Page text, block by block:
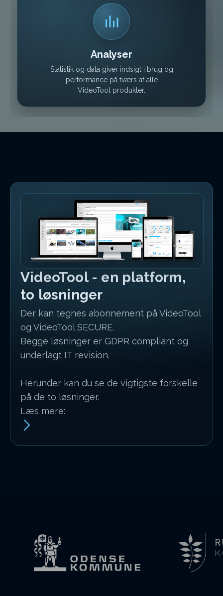
Analyser
Statistik og data giver indsigt i brug og
performance på tværs af alle
VideoTool produkter.
VideoTool - en platform,
to løsninger
Der kan tegnes abonnement på VideoTool
og VideoTool SECURE.
Begge løsninger er GDPR compliant og
underlagt IT revision.
Herunder kan du se de vigtigste forskelle
på de to løsninger.
Læs mere: